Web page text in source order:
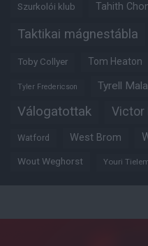
Szurkolói klub Tahith
Taktikai mágnestábla
Toby Collyer Tom Heaton
Tyler Fredericson Tyrell
Válogatottak Victor
Watford West Brom
Wout Weghorst Youri